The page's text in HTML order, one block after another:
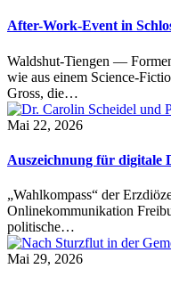
After-Work-Event in
Waldshut-Tiengen —
wie aus einem Science-
Gross, die…
Mai 22, 2026
Auszeichnung für digitale
„Wahlkompass“ der
Onlinekommunikation
politische…
Mai 29, 2026